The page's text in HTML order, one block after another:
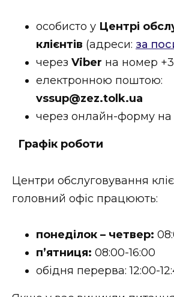
особисто у Центрі
клієнтів (адреси: за
через Viber на номер
електронною поштою:
vssup@zez.tolk.ua
через онлайн-форму на
Графік роботи
Центри обслуговування
головний офіс працюють:
понеділок – четвер:
п’ятниця: 08:00-16:00
обідня перерва: 12:00-